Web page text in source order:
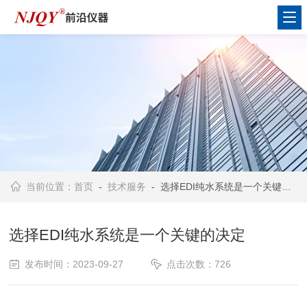
当前位置：首页 -技术服务 - 选择EDI纯水系统是一个关键的决定
选择EDI纯水系统是一个关键的决定
发布时间：2023-09-27 点击次数：726